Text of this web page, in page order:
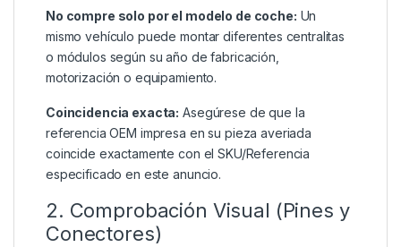
No compre solo por el modelo de coche: Un
mismo vehículo puede montar diferentes centralitas
o módulos según su año de fabricación,
motorización o equipamiento.
Coincidencia exacta: Asegúrese de que la
referencia OEM impresa en su pieza averiada
coincide exactamente con el SKU/Referencia
especificado en este anuncio.
2. Comprobación Visual (Pines y
Conectores)